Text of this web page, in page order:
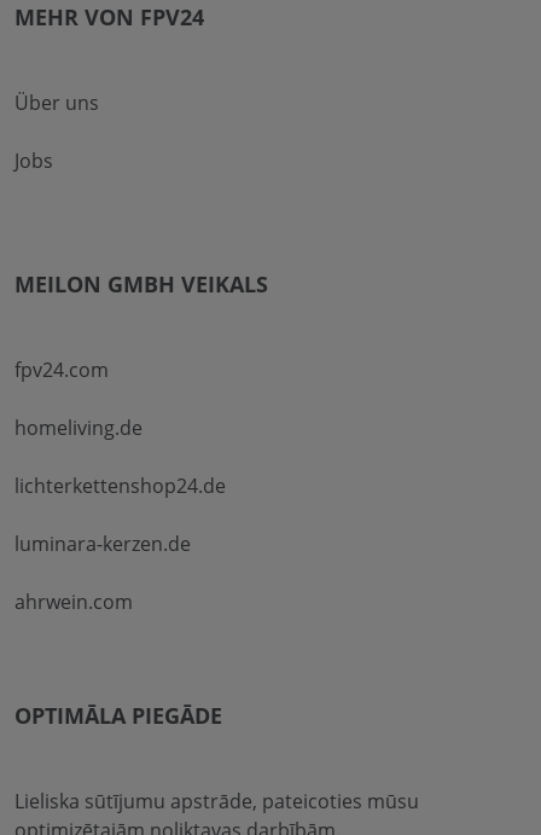
MEHR VON FPV24
Über uns
Jobs
MEILON GMBH VEIKALS
fpv24.com
homeliving.de
lichterkettenshop24.de
luminara-kerzen.de
ahrwein.com
OPTIMĀLA PIEGĀDE
Lieliska sūtījumu apstrāde, pateicoties mūsu